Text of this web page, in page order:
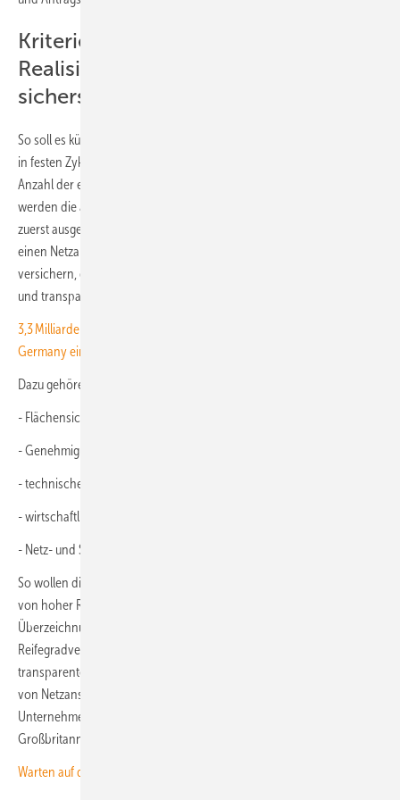
Kriterien sollen hohe
Realisierungswahrscheinlichkeit
sicherstellen
So soll es künftig laufen: Anträge werden nicht mehr einzeln, sondern
in festen Zyklen gesammelt und gemeinsam bewertet. Übersteigt die
Anzahl der eingereichten Projekte die verfügbaren Kapazitäten, so
werden die am weitesten entwickelten und somit „reifsten“ Projekte
zuerst ausgewählt. Sie erhalten ein Angebot mit einem Zeitplan für
einen Netzanschluss, schreiben die Übertragungsnetzbetreiber und
versichern, dass bei der Bewertung der Anträge eindeutig messbare
und transparente Kriterien im Mittelpunkt stehen.
3,3 Milliarden Euro: Deutschland steigt mit 25,1 Prozent bei Tennet
Germany ein
Dazu gehören
- Flächensicherung,
- Genehmigungsstand,
- technisches Anlagen- und Anschlusskonzept,
- wirtschaftliche Leistungsfähigkeit der Antragsteller sowie
- Netz- und Systemnutzen des Projektes.
So wollen die Übertragungsnetzbetreiber sicherstellen, dass Projekte
von hoher Realisierungswahrscheinlichkeit und Qualität im Falle von
Überzeichnungen priorisiert werden können. „Das
Reifegradverfahren schafft den Rahmen für einen strukturierten,
transparenten und diskriminierungsfreien Prozess, der die Vergabe
von Netzanschlüssen planbarer und effizienter macht“, schreiben die
Unternehmen. Vergleichbare Verfahren hätten sich in
Großbritannien, Norwegen und anderen Ländern bereits bewährt.
Warten auf den Netzanschluss? Batteriespeicher versorgt Windpark